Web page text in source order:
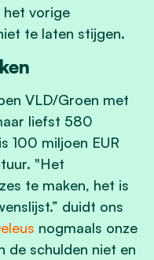
het vorige
te laten stijgen.
VLD/Groen met
liefst 580
100 miljoen EUR
"Het
te maken, het is
duidt ons
nogmaals onze
de schulden niet en